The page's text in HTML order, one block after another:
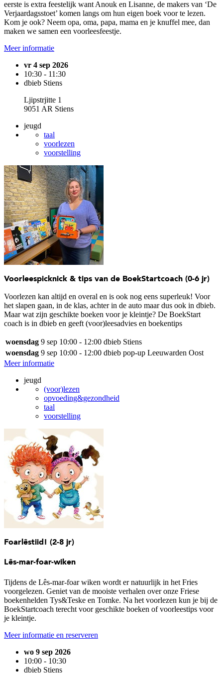
eerste is extra feestelijk want Anouk en Lisanne, de makers van ‘De
Verjaardagsstoet’ komen langs om hun eigen boek voor te lezen.
Kom je ook? Neem opa, oma, papa, mama en je knuffel mee, dan
maken we samen een voorleesfeestje.
Meer informatie
vr 4 sep 2026
10:30 - 11:30
dbieb Stiens
Ljipstrjitte 1
9051 AR Stiens
jeugd
taal
voorlezen
voorstelling
Voorleespicknick & tips van de BoekStartcoach (0-6 jr)
Voorlezen kan altijd en overal en is ook nog eens superleuk! Voor
het slapen gaan, in de klas, achter in de auto maar dus ook in dbieb.
Maar wat zijn geschikte boeken voor je kleintje? De BoekStart
coach is in dbieb en geeft (voor)leesadvies en boekentips
woensdag 9 sep 10:00 - 12:00 dbieb Stiens
woensdag 9 sep 10:00 - 12:00 dbieb pop-up Leeuwarden Oost
Meer informatie
jeugd
(voor)lezen
opvoeding&gezondheid
taal
voorstelling
Foarlêstiid! (2-8 jr)
Lês-mar-foar-wiken
Tijdens de Lês-mar-foar wiken wordt er natuurlijk in het Fries
voorgelezen. Geniet van de mooiste verhalen over onze Friese
boekenhelden Tys&Teske en Tomke. Na het voorlezen kun je bij de
BoekStartcoach terecht voor geschikte boeken of voorleestips voor
je kleintje.
Meer informatie en reserveren
wo 9 sep 2026
10:00 - 10:30
dbieb Stiens